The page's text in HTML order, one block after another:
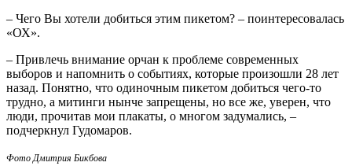
– Чего Вы хотели добиться этим пикетом? – поинтересовалась
«ОХ».
– Привлечь внимание орчан к проблеме современных
выборов и напомнить о событиях, которые произошли 28 лет
назад. Понятно, что одиночным пикетом добиться чего-то
трудно, а митинги нынче запрещены, но все же, уверен, что
люди, прочитав мои плакаты, о многом задумались, –
подчеркнул Гудомаров.
Фото Дмитрия Бикбова